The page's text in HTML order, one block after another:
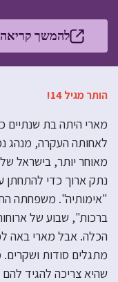
להמשך קריאה
הותר מגיל 14!
מארי היתה בת שנתיים
לאחותה העקרה, מנהג
נתק ארוך כדי להתחתן
"אימותיה". משפחתה
ברכות", שבוע של
הכלה. אבל מארי באה
מתגלים סודות
שהיא צריכה להגיד